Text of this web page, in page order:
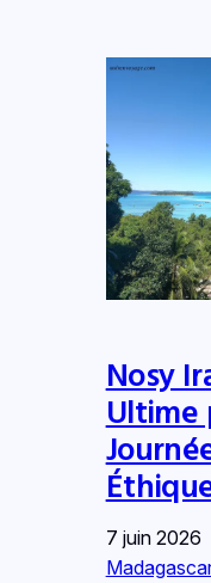
Nosy
Ultime
7 juin 2026
Madagascar